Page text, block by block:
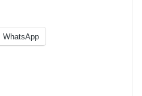
WhatsApp